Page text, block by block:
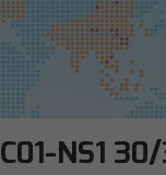
NS1